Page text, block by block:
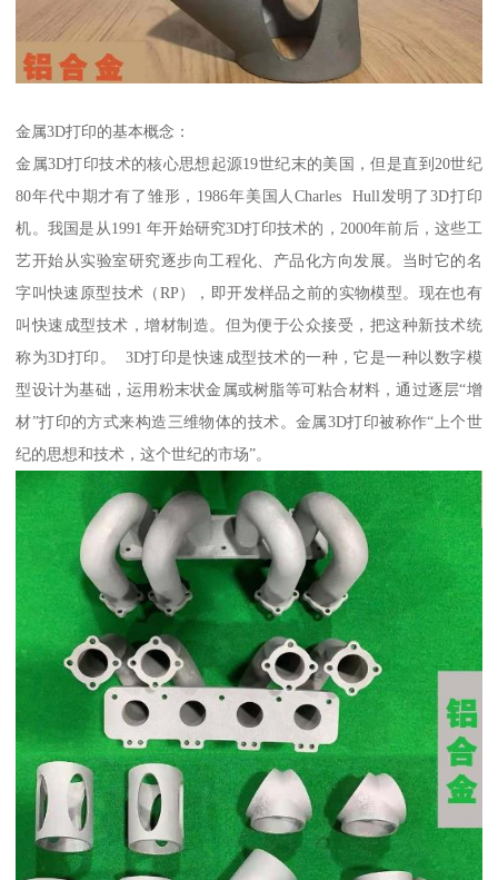
金属3D打印的基本概念：
金属3D打印技术的核心思想起源19世纪末的美国，但是直到20世纪
80年代中期才有了雏形，1986年美国人Charles Hull发明了3D打印
机。我国是从1991 年开始研究3D打印技术的，2000年前后，这些工
艺开始从实验室研究逐步向工程化、产品化方向发展。当时它的名
字叫快速原型技术（RP），即开发样品之前的实物模型。现在也有
叫快速成型技术，增材制造。但为便于公众接受，把这种新技术统
称为3D打印。 3D打印是快速成型技术的一种，它是一种以数字模
型设计为基础，运用粉末状金属或树脂等可粘合材料，通过逐层“增
材”打印的方式来构造三维物体的技术。金属3D打印被称作“上个世
纪的思想和技术，这个世纪的市场”。